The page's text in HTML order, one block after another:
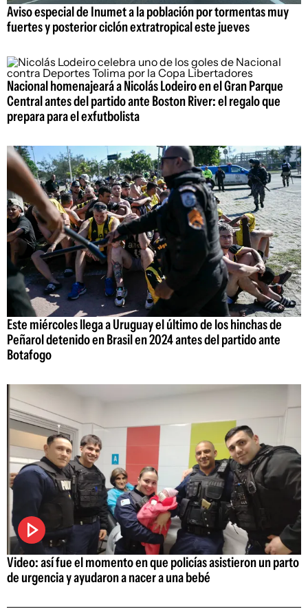
Aviso especial de Inumet a la población por tormentas muy
fuertes y posterior ciclón extratropical este jueves
Nacional homenajeará a Nicolás Lodeiro en el Gran Parque
Central antes del partido ante Boston River: el regalo que
prepara para el exfutbolista
Este miércoles llega a Uruguay el último de los hinchas de
Peñarol detenido en Brasil en 2024 antes del partido ante
Botafogo
Video: así fue el momento en que policías asistieron un parto
de urgencia y ayudaron a nacer a una bebé